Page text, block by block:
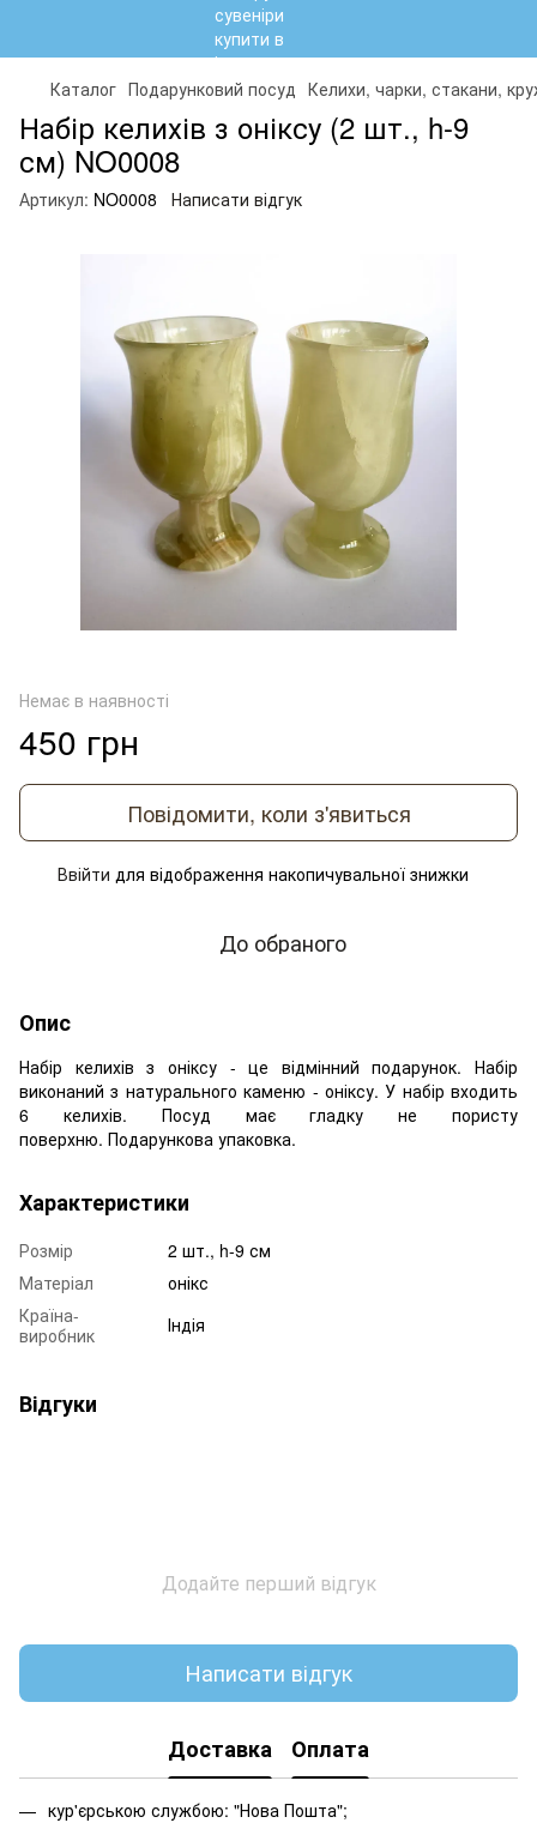
Каталог Подарунковий посуд Келихи, чарки, стакани,
Набір келихів з оніксу (2 шт., h-9
см) NO0008
Артикул: NO0008 Написати відгук
Немає в наявності
450 грн
Повідомити, коли з'явиться
Ввійти для відображення накопичувальної знижки
До обраного
Опис
Набір келихів з оніксу - це відмінний подарунок. Набір
виконаний з натурального каменю - оніксу. У набір входить
6 келихів. Посуд має гладку не пористу
поверхню. Подарункова упаковка.
Характеристики
Розмір
2 шт., h-9 см
Матеріал
онікс
Країна-
виробник
Індія
Відгуки
Додайте перший відгук
Написати відгук
Доставка Оплата
кур'єрською службою: "Нова Пошта";